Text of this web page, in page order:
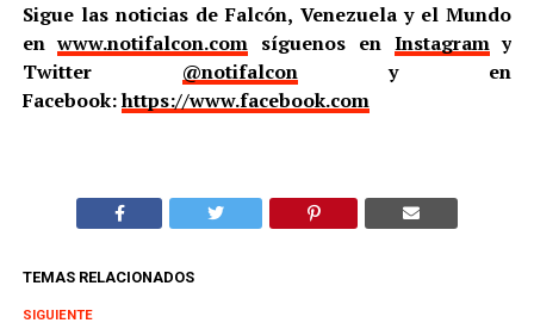
Sigue las noticias de Falcón, Venezuela y el Mundo
enwww.notifalcon.com síguenos en Instagramy
Twitter @notifalcony en
Facebook:https://www.facebook.com
TEMAS RELACIONADOS
SIGUIENTE